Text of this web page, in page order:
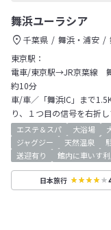
舞浜ユーラシア
千葉県 舞浜・浦安
東京駅：
電車/東京駅→JR京葉線
約10分
車/車／「舞浜IC」まで
り、１つ目の信号を右折
エステ＆スパ 大浴場
ジャグジー
天然温泉
送迎有り
館内に車いす
日本旅行